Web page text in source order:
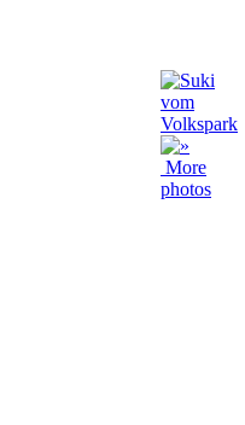
More
photos